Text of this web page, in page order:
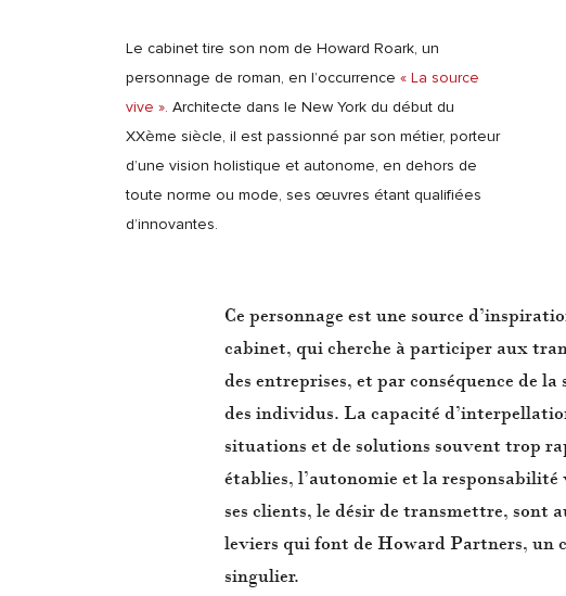
Le cabinet tire son nom de Howard Roark, un
personnage de roman, en l’occurrence « La source
vive ». Architecte dans le New York du début du
XXème siècle, il est passionné par son métier, porteur
d’une vision holistique et autonome, en dehors de
toute norme ou mode, ses œuvres étant qualifiées
d’innovantes.
Ce personnage est une source
cabinet, qui cherche à participer aux
des entreprises, et par conséquence de la
des individus. La capacité
situations et de solutions souvent trop
établies, l’autonomie et la responsabilité
ses clients, le désir de transmettre, sont
leviers qui font de Howard Partners, un
singulier.